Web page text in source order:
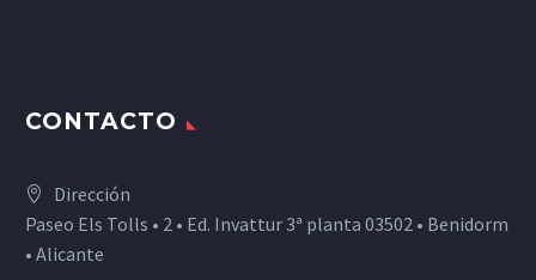
CONTACTO
Dirección
Paseo Els Tolls • 2 • Ed. Invattur 3ª planta 03502 • Benidorm
• Alicante